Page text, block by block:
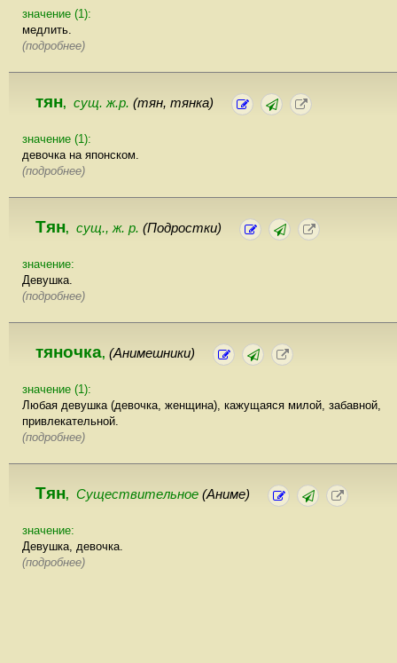
значение (1):
медлить.
(подробнее)
тян, сущ. ж.р. (тян, тянка)
значение (1):
девочка на японском.
(подробнее)
Тян, сущ., ж. р. (Подростки)
значение:
Девушка.
(подробнее)
тяночка, (Анимешники)
значение (1):
Любая девушка (девочка, женщина), кажущаяся милой, забавной,
привлекательной.
(подробнее)
Тян, Существительное (Аниме)
значение:
Девушка, девочка.
(подробнее)